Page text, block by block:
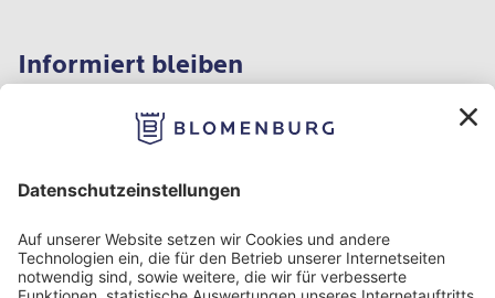
Informiert bleiben
Impressum